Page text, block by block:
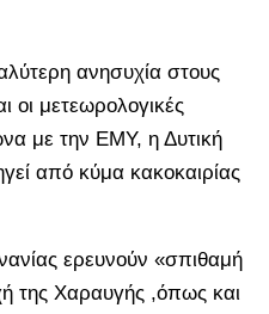
ανησυχία στους
οι μετεωρολογικές
με την ΕΜΥ, η Δυτική
από κύμα κακοκαιρίας
ερευνούν «σπιθαμή
της Χαραυγής ,όπως και